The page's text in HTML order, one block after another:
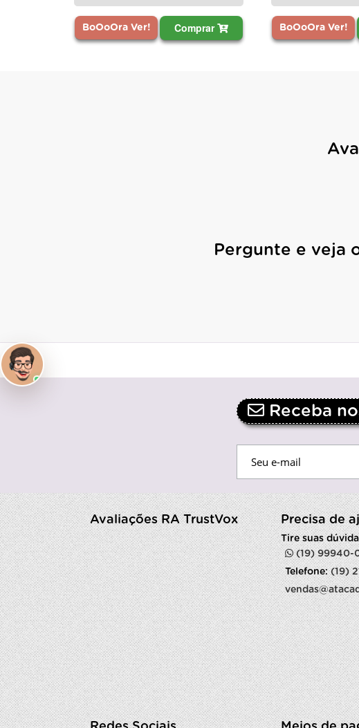
BoOoOra Ver! Comprar BoOoOra Ver!
Pergunte e veja
Receba
Avaliações RA TrustVox Precisa de
Tire suas
(19) 99940-
Telefone:(19)